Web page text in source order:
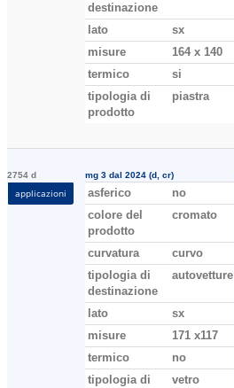
destinazione
lato
sx
misure
164 x 140
termico
si
tipologia di
prodotto
piastra
2754 d
applicazioni
mg 3 dal 2024 (d, cr)
asferico
no
colore del
prodotto
cromato
curvatura
curvo
tipologia di
destinazione
autovetture
lato
sx
misure
171 x117
termico
no
tipologia di
vetro